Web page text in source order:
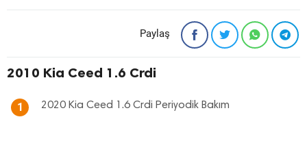
Paylaş
2010 Kia Ceed 1.6 Crdi
1 2020 Kia Ceed 1.6 Crdi Periyodik Bakım